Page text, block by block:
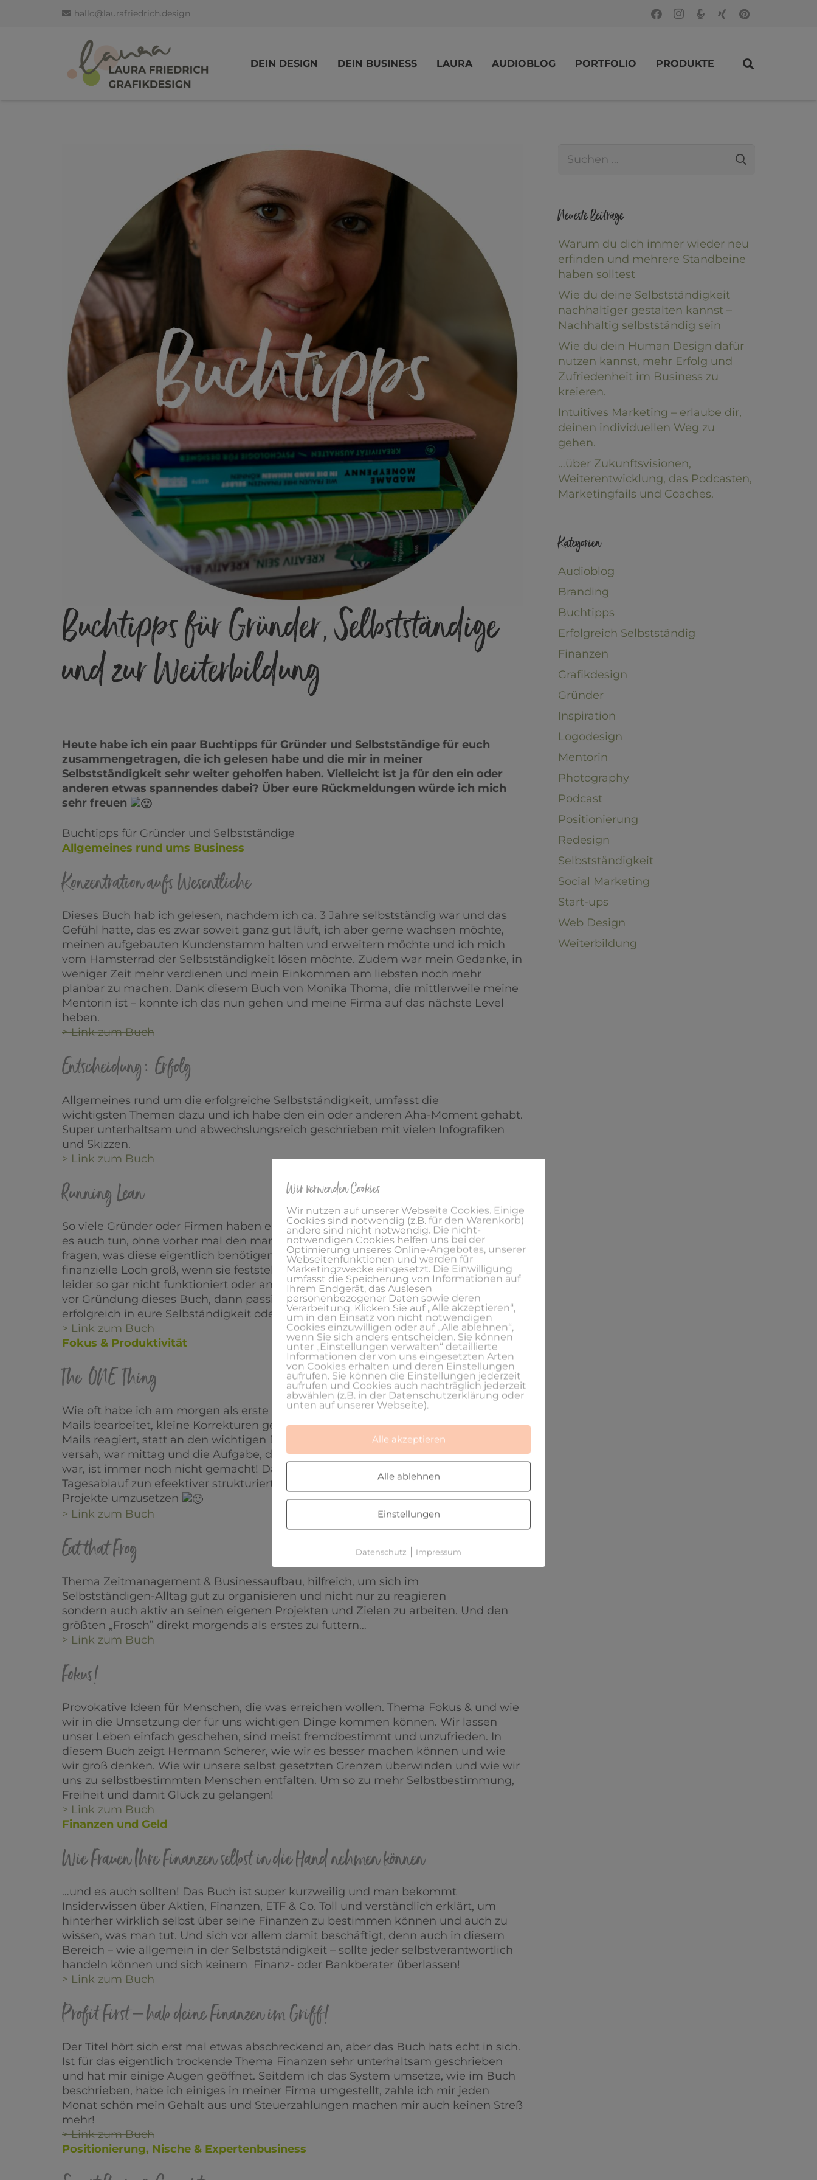
hallo@laurafriedrich.design
DEIN DESIGN DEIN BUSINESS LAURA AUDIOBLOG PORTFOLIO PRODUKTE
Buchtipps für Gründer, Selbstständige
und zur Weiterbildung
Heute habe ich ein paar Buchtipps für Gründer und Selbstständige für euch
zusammengetragen, die ich gelesen habe und die mir in meiner
Selbstständigkeit sehr weiter geholfen haben. Vielleicht ist ja für den ein oder
anderen etwas spannendes dabei? Über eure Rückmeldungen würde ich mich
sehr freuen
Buchtipps für Gründer und Selbstständige
Allgemeines rund ums Business
Konzentration aufs Wesentliche
Dieses Buch hab ich gelesen, nachdem ich ca. 3 Jahre selbstständig war und das
Gefühl hatte, das es zwar soweit ganz gut läuft, ich aber gerne wachsen möchte,
meinen aufgebauten Kundenstamm halten und erweitern möchte und ich mich
vom Hamsterrad der Selbstständigkeit lösen möchte. Zudem war mein Gedanke, in
weniger Zeit mehr verdienen und mein Einkommen am liebsten noch mehr
planbar zu machen. Dank diesem Buch von Monika Thoma, die mittlerweile meine
Mentorin ist – konnte ich das nun gehen und meine Firma auf das nächste Level
heben.
> Link zum Buch
Entscheidung: Erfolg
Allgemeines rund um die erfolgreiche Selbstständigkeit, umfasst die
wichtigsten Themen dazu und ich habe den ein oder anderen Aha-Moment gehabt.
Super unterhaltsam und abwechslungsreich geschrieben mit vielen Infografiken
und Skizzen.
> Link zum Buch
Running Lean
So viele Gründer oder Firmen haben eine gute Idee, mit der sie starten wollen und
es auch tun, ohne vorher mal den markt zu checken oder direkt die Kunden zu
fragen, was diese eigentlich benötigen. Nach einigen Monaten ist der Frust und das
finanzielle Loch groß, wenn sie feststellen, das ihre vermeintlich gute Geschäftsidee
leider so gar nicht funktioniert oder anders hätte aufgezogen werden sollen. Lest
vor Gründung dieses Buch, dann passiert euch das nicht und ihr startet direkt
erfolgreich in eure Selbständigkeit oder mit eurem neuen Projekt.
> Link zum Buch
Fokus & Produktivität
The ONE Thing
Wie oft habe ich am morgen als erste mein Postfach geöffnet, dann erst mal E-
Mails bearbeitet, kleine Korrekturen geschickt, Angebote erstellt. Einfach auf alle
Mails reagiert, statt an den wichtigen Dingen zuerst zu arbeiten. Ehe ich mich
versah, war mittag und die Aufgabe, die für den Tag eigentlich am dringlichsten
war, ist immer noch nicht gemacht! Dank diesemBuch habe ich meinen
Tagesablauf zun efeektiver strukturiert und komme nun auch dazu, meine eigenen
Projekte umzusetzen
> Link zum Buch
Eat that Frog
Thema Zeitmanagement & Businessaufbau, hilfreich, um sich im
Selbstständigen-Alltag gut zu organisieren und nicht nur zu reagieren
sondern auch aktiv an seinen eigenen Projekten und Zielen zu arbeiten. Und den
größten „Frosch” direkt morgends als erstes zu futtern…
> Link zum Buch
Fokus!
Provokative Ideen für Menschen, die was erreichen wollen. Thema Fokus & und wie
wir in die Umsetzung der für uns wichtigen Dinge kommen können. Wir lassen
unser Leben einfach geschehen, sind meist fremdbestimmt und unzufrieden. In
diesem Buch zeigt Hermann Scherer, wie wir es besser machen können und wie
wir groß denken. Wie wir unsere selbst gesetzten Grenzen überwinden und wie wir
uns zu selbstbestimmten Menschen entfalten. Um so zu mehr Selbstbestimmung,
Freiheit und damit Glück zu gelangen!
> Link zum Buch
Finanzen und Geld
Wie Frauen Ihre Finanzen selbst in die Hand nehmen können
…und es auch sollten! Das Buch ist super kurzweilig und man bekommt
Insiderwissen über Aktien, Finanzen, ETF & Co. Toll und verständlich erklärt, um
hinterher wirklich selbst über seine Finanzen zu bestimmen können und auch zu
wissen, was man tut. Und sich vor allem damit beschäftigt, denn auch in diesem
Bereich – wie allgemein in der Selbstständigkeit – sollte jeder selbstverantwortlich
handeln können und sich keinem Finanz- oder Bankberater überlassen!
> Link zum Buch
Profit First – hab deine Finanzen im Griff!
Der Titel hört sich erst mal etwas abschreckend an, aber das Buch hats echt in sich.
Ist für das eigentlich trockende Thema Finanzen sehr unterhaltsam geschrieben
und hat mir einige Augen geöffnet. Seitdem ich das System umsetze, wie im Buch
beschrieben, habe ich einiges in meiner Firma umgestellt, zahle ich mir jeden
Monat schön mein Gehalt aus und Steuerzahlungen machen mir auch keinen Streß
mehr!
> Link zum Buch
Positionierung, Nische & Expertenbusiness
nach:
Neueste Beiträge
Warum du dich immer wieder neu
erfinden und mehrere Standbeine
haben solltest
Wie du deine Selbstständigkeit
nachhaltiger gestalten kannst –
Nachhaltig selbstständig sein
Wie du dein Human Design dafür
nutzen kannst, mehr Erfolg und
Zufriedenheit im Business zu
kreieren.
Intuitives Marketing – erlaube dir,
deinen individuellen Weg zu
gehen.
…über Zukunftsvisionen,
Weiterentwicklung, das Podcasten,
Marketingfails und Coaches.
Kategorien
Audioblog
Branding
Buchtipps
Erfolgreich Selbstständig
Finanzen
Grafikdesign
Gründer
Inspiration
Logodesign
Mentorin
Photography
Podcast
Positionierung
Redesign
Selbstständigkeit
Social Marketing
Start-ups
Web Design
Weiterbildung
Wir verwenden Cookies
Wir nutzen auf unserer Webseite Cookies. Einige
Cookies sind notwendig (z.B. für den Warenkorb)
andere sind nicht notwendig. Die nicht-
notwendigen Cookies helfen uns bei der
Optimierung unseres Online-Angebotes, unserer
Webseitenfunktionen und werden für
Marketingzwecke eingesetzt. Die Einwilligung
umfasst die Speicherung von Informationen auf
Ihrem Endgerät, das Auslesen
personenbezogener Daten sowie deren
Verarbeitung. Klicken Sie auf „Alle akzeptieren“,
um in den Einsatz von nicht notwendigen
Cookies einzuwilligen oder auf „Alle ablehnen“,
wenn Sie sich anders entscheiden. Sie können
unter „Einstellungen verwalten“ detaillierte
Informationen der von uns eingesetzten Arten
von Cookies erhalten und deren Einstellungen
aufrufen. Sie können die Einstellungen jederzeit
aufrufen und Cookies auch nachträglich jederzeit
abwählen (z.B. in der Datenschutzerklärung oder
unten auf unserer Webseite).
Alle akzeptieren
Alle ablehnen
Einstellungen
Datenschutz | Impressum